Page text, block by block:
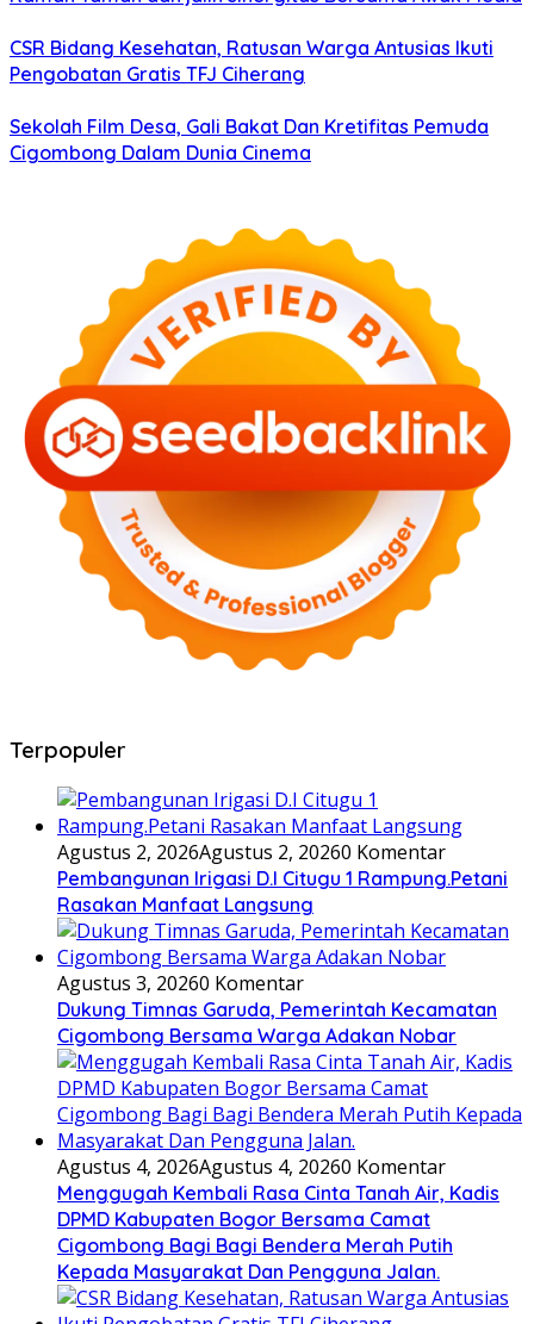
CSR Bidang Kesehatan, Ratusan Warga Antusias Ikuti
Pengobatan Gratis TFJ Ciherang
Sekolah Film Desa, Gali Bakat Dan Kretifitas Pemuda
Cigombong Dalam Dunia Cinema
Terpopuler
Agustus 2, 2026Agustus 2, 20260 Komentar
Pembangunan Irigasi D.I Citugu 1 Rampung.Petani
Rasakan Manfaat Langsung
Agustus 3, 20260 Komentar
Dukung Timnas Garuda, Pemerintah Kecamatan
Cigombong Bersama Warga Adakan Nobar
Agustus 4, 2026Agustus 4, 20260 Komentar
Menggugah Kembali Rasa Cinta Tanah Air, Kadis
DPMD Kabupaten Bogor Bersama Camat
Cigombong Bagi Bagi Bendera Merah Putih
Kepada Masyarakat Dan Pengguna Jalan.